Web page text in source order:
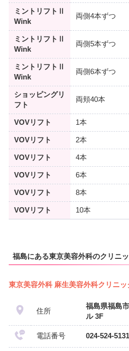
ミントリフトⅡ
Wink
両側4本ずつ
ミントリフトⅡ
Wink
両側5本ずつ
ミントリフトⅡ
Wink
両側6本ずつ
ショッピングリ
フト
両頬40本
VOVリフト 1本
VOVリフト 2本
VOVリフト 4本
VOVリフト 6本
VOVリフト 8本
VOVリフト 10本
福島にある東京美容外科のクリニ
東京美容外科 麻生美容外科クリニッ
住所
福島県福島
ル 3F
電話番号 024-524-5131